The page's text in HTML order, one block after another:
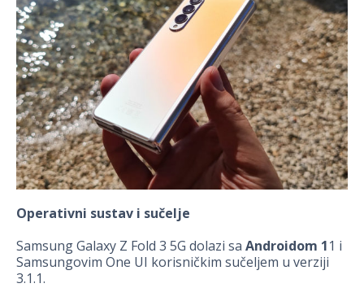
Operativni sustav i sučelje
Samsung Galaxy Z Fold 3 5G dolazi sa Androidom 11 i
Samsungovim One UI korisničkim sučeljem u verziji
3.1.1.